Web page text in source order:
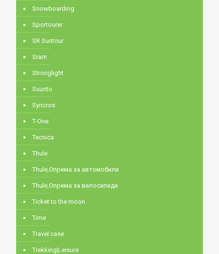
Snowboarding
Sportourer
SR Suntour
Sram
Stronglight
Suunto
Syncros
T-One
Tecnica
Thule
Thule,Опрема за автомобили
Thule,Опрема за велосипеди
Ticket to the moon
Time
Travel case
Trekking|Leisure